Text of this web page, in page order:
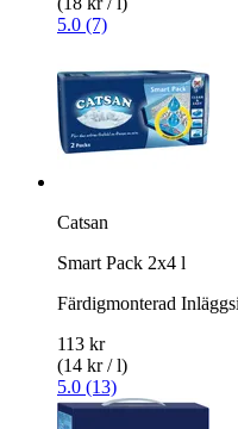
5.0 (7)
Catsan
Smart Pack 2x4 l
Färdigmonterad
113 kr
(14 kr / l)
5.0 (13)